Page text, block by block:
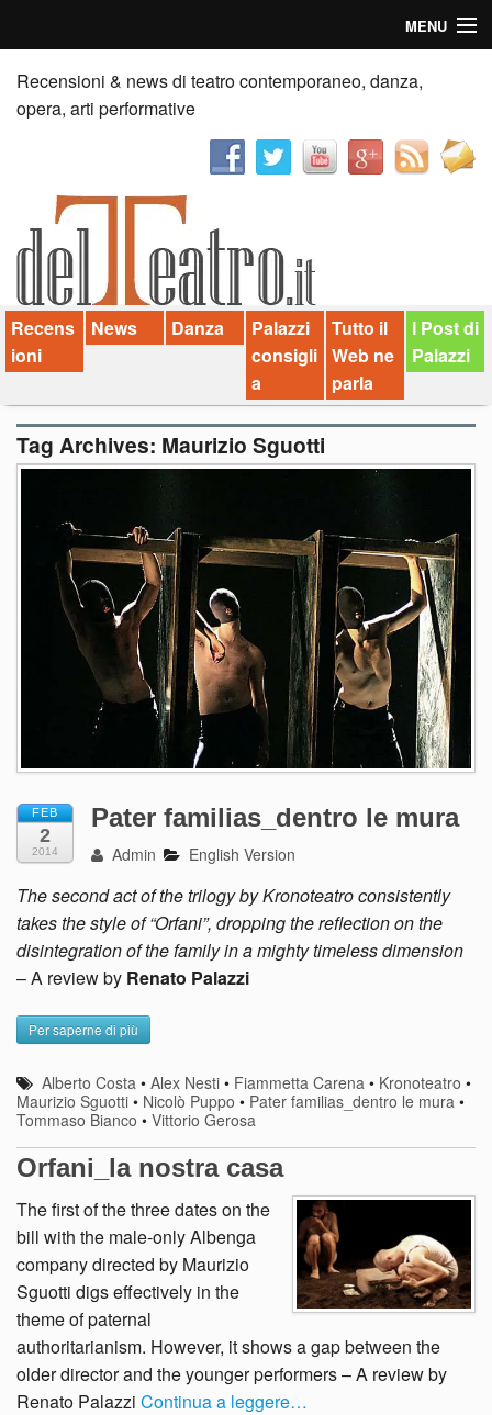
MENU
Home
Recensioni
News
Palazzi consiglia
Video
Chi siamo
Contatti
Recensioni & news di teatro contemporaneo, danza,
opera, arti performative
Recens
ioni
News Danza
Palazzi
consigli
a
Tutto il
Web ne
parla
I Post di
Palazzi
Tag Archives: Maurizio Sguotti
FEB
2
2014
Pater familias_dentro le mura
Admin English Version
The second act of the trilogy by Kronoteatro consistently
takes the style of “Orfani”, dropping the reflection on the
disintegration of the family in a mighty timeless dimension
– A review by Renato Palazzi
Per saperne di più
Alberto Costa •Alex Nesti • Fiammetta Carena • Kronoteatro •
Maurizio Sguotti • Nicolò Puppo • Pater familias_dentro le mura •
Tommaso Bianco • Vittorio Gerosa
Orfani_la nostra casa
The first of the three dates on the
bill with the male-only Albenga
company directed by Maurizio
Sguotti digs effectively in the
theme of paternal
authoritarianism. However, it shows a gap between the
older director and the younger performers – A review by
Renato Palazzi Continua a leggere…